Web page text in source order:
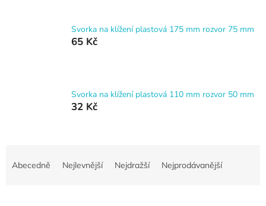
Svorka na klížení plastová 175 mm rozvor 75 mm
65 Kč
Svorka na klížení plastová 110 mm rozvor 50 mm
32 Kč
Abecedně Nejlevnější Nejdražší Nejprodávanější